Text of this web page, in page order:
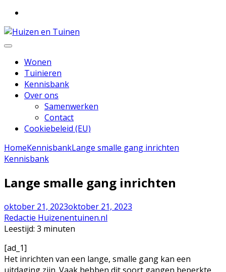
Huizen en Tuinen
Inspiratie voor wonen en tuinieren
Wonen
Tuinieren
Kennisbank
Over ons
Samenwerken
Contact
Cookiebeleid (EU)
HomeKennisbankLange smalle gang inrichten
Kennisbank
Lange smalle gang inrichten
oktober 21, 2023oktober 21, 2023
Redactie Huizenentuinen.nl
Leestijd: 3 minuten
[ad_1]
Het inrichten van een lange, smalle gang kan een